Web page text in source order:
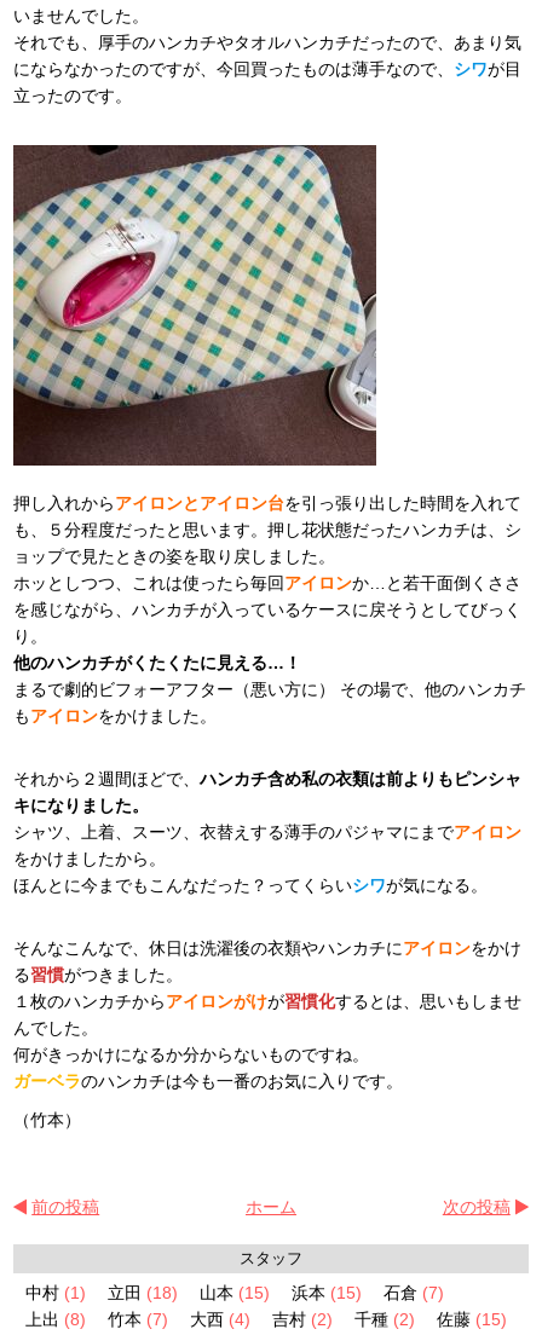
いませんでした。
それでも、厚手のハンカチやタオルハンカチだったので、あまり気
にならなかったのですが、今回買ったものは薄手なので、 シワが目
立ったのです。
押し入れからアイロンとアイロン台を引っ張り出した時間を入れて
も、５分程度だったと思います。押し花状態だったハンカチは、シ
ョップで見たときの姿を取り戻しました。
ホッとしつつ、これは使ったら毎回アイロンか…と若干面倒くささ
を感じながら、ハンカチが入っているケースに戻そうとしてびっく
り。
他のハンカチがくたくたに見える…！
まるで劇的ビフォーアフター（悪い方に）
その場で、他のハンカチ
もアイロンをかけました。
それから２週間ほどで、ハンカチ含め私の衣類は前よりもピンシャ
キになりました。
シャツ、上着、スーツ、衣替えする薄手のパジャマにまでアイロン
をかけましたから。
ほんとに今までもこんなだった？ってくらいシワが気になる。
そんなこんなで、休日は洗濯後の衣類やハンカチにアイロンをかけ
る習慣がつきました。
１枚のハンカチからアイロンがけが習慣化するとは、思いもしませ
んでした。
何がきっかけになるか分からないものですね。
ガーベラのハンカチは今も一番のお気に入りです。
（竹本）
前の投稿 ホーム 次の投稿
スタッフ
中村 (1) 立田 (18) 山本 (15) 浜本 (15) 石倉 (7)
上出 (8) 竹本 (7) 大西 (4) 吉村 (2) 千種 (2) 佐藤 (15)